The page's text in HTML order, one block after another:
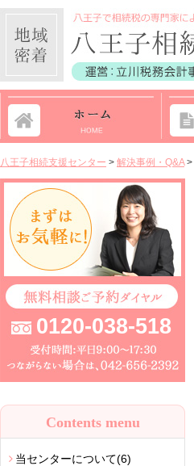
八王子相続支援センター > 解決事例・Q&A>
0120-038-518
Contents menu
当センターについて(6)